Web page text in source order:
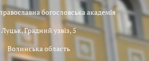
богословська академія
Луцьк, Градний узвіз, 5
Волинська область